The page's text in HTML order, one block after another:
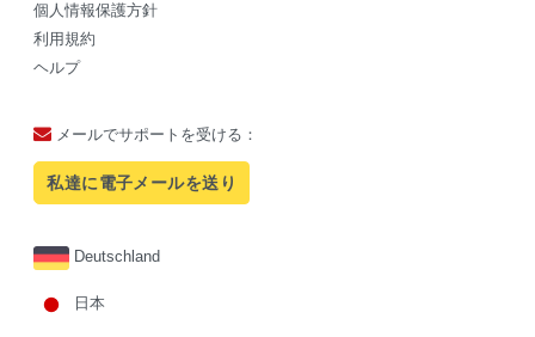
個人情報保護方針
利用規約
ヘルプ
メールでサポートを受ける：
私達に電子メールを送り
Deutschland
日本